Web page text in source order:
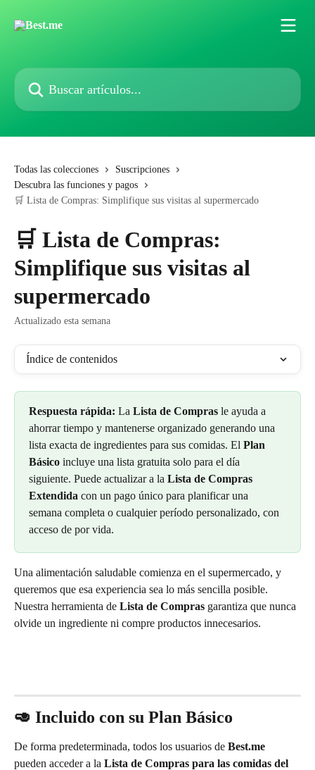
Buscar artículos...
Todas las colecciones
Suscripciones
Descubra las funciones y pagos
🛒 Lista de Compras: Simplifique sus visitas al supermercado
🛒 Lista de Compras:
Simplifique sus visitas al
supermercado
Actualizado esta semana
Índice de contenidos
Respuesta rápida: La Lista de Compras le ayuda a
ahorrar tiempo y mantenerse organizado generando una
lista exacta de ingredientes para sus comidas. El Plan
Básico incluye una lista gratuita solo para el día
siguiente. Puede actualizar a la Lista de Compras
Extendida con un pago único para planificar una
semana completa o cualquier período personalizado, con
acceso de por vida.
Una alimentación saludable comienza en el supermercado, y
queremos que esa experiencia sea lo más sencilla posible.
Nuestra herramienta de Lista de Compras garantiza que nunca
olvide un ingrediente ni compre productos innecesarios.
🥑 Incluido con su Plan Básico
De forma predeterminada, todos los usuarios de Best.me
pueden acceder a la Lista de Compras para las comidas del